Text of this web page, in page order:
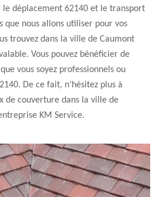
déplacement 62140 et le transport
que nous allons utiliser pour vos
trouvez dans la ville de Caumont
Vous pouvez bénéficier de
vous soyez professionnels ou
De ce fait, n’hésitez plus à
de couverture dans la ville de
KM Service.